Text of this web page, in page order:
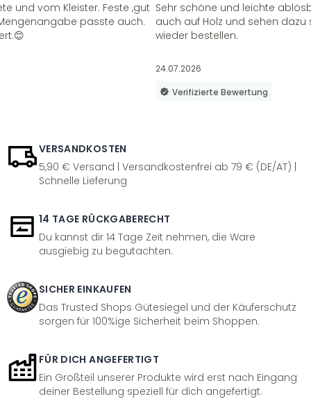
und vom Kleister. Feste ,gut
passte auch.
Sehr schöne und leichte
auch auf Holz und sehen
wieder bestellen.
24.07.2026
Verifizierte Bewertung
VERSANDKOSTEN
5,90 € Versand | Versandkostenfrei ab 79 € (DE/AT) |
Schnelle Lieferung
14 TAGE RÜCKGABERECHT
Du kannst dir 14 Tage Zeit nehmen, die Ware
ausgiebig zu begutachten.
SICHER EINKAUFEN
Das Trusted Shops Gütesiegel und der Käuferschutz
sorgen für 100%ige Sicherheit beim Shoppen.
FÜR DICH ANGEFERTIGT
Ein Großteil unserer Produkte wird erst nach Eingang
deiner Bestellung speziell für dich angefertigt.